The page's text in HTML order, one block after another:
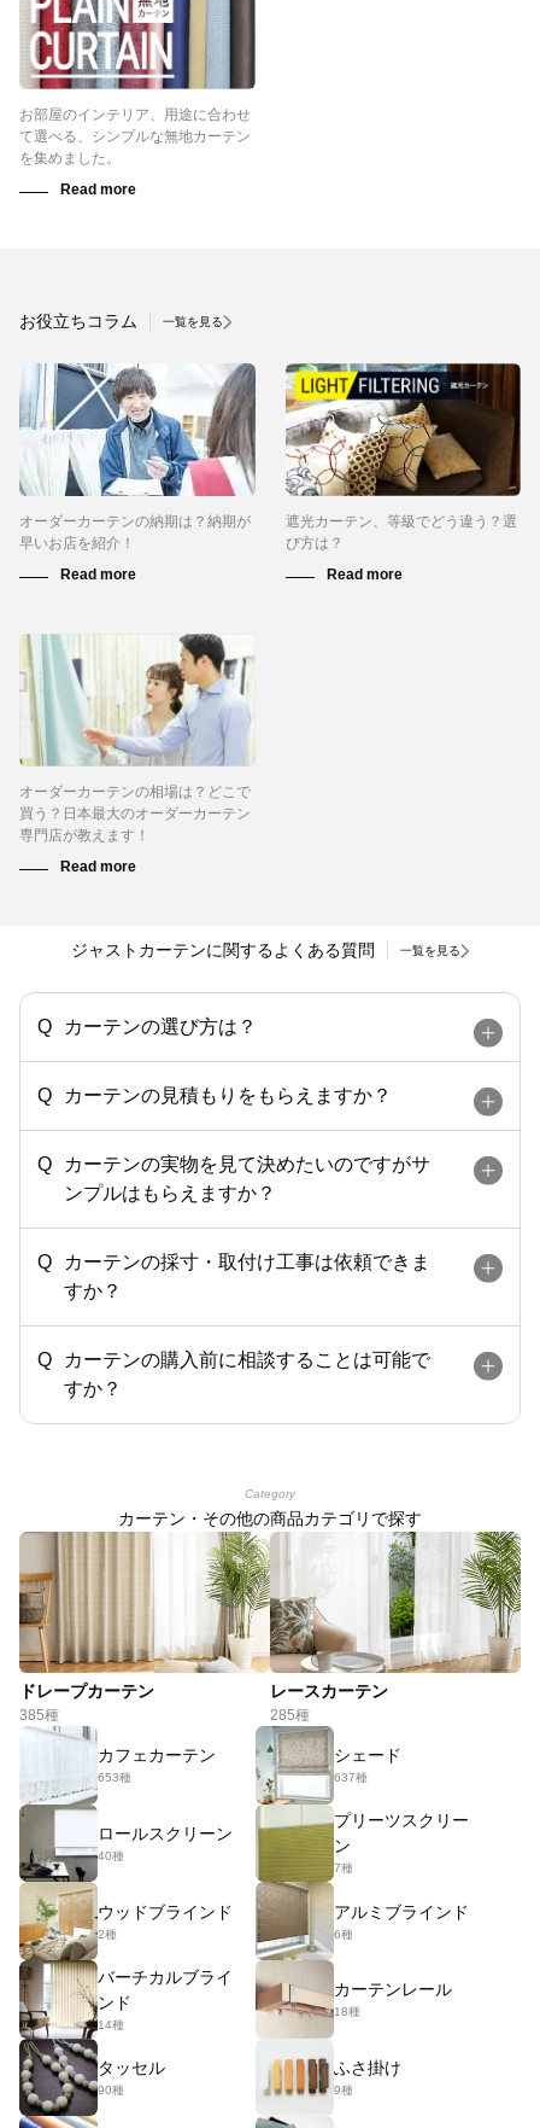
お部屋のインテリア、用途に合わせ
て選べる、シンプルな無地カーテン
を集めました。
お役立ちコラム 一覧を見る
オーダーカーテンの納期は？納期が
早いお店を紹介！
遮光カーテン、等級でどう違う？選
び方は？
オーダーカーテンの相場は？どこで
買う？日本最大のオーダーカーテン
専門店が教えます！
ジャストカーテンに関するよくある質問 一覧を見る
カーテンの選び方は？
カーテンの見積もりをもらえますか？
カーテンの実物を見て決めたいのですがサ
ンプルはもらえますか？
カーテンの採寸・取付け工事は依頼できま
すか？
カーテンの購入前に相談することは可能で
すか？
Category
カーテン・その他の商品カテゴリで探す
ドレープカーテン
385種
レースカーテン
285種
カフェカーテン
653種
シェード
637種
ロールスクリーン
40種
プリーツスクリー
ン
7種
ウッドブラインド
2種
アルミブラインド
6種
バーチカルブライ
ンド
14種
カーテンレール
18種
タッセル
90種
ふさ掛け
9種